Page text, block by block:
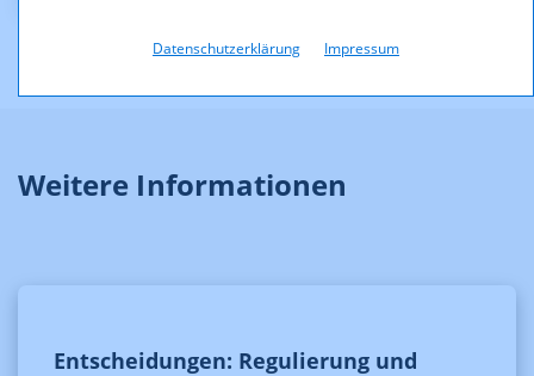
Datenschutzerklärung Impressum
Weitere Informationen
Entscheidungen: Regulierung und